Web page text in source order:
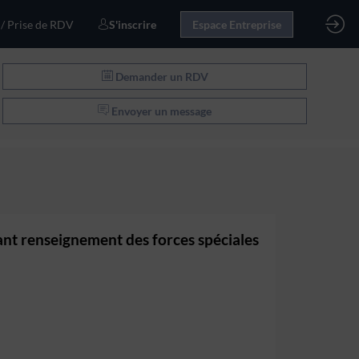
Prise de RDV S'inscrire Espace Entreprise
Demander un RDV
Envoyer un message
renseignement des forces spéciales